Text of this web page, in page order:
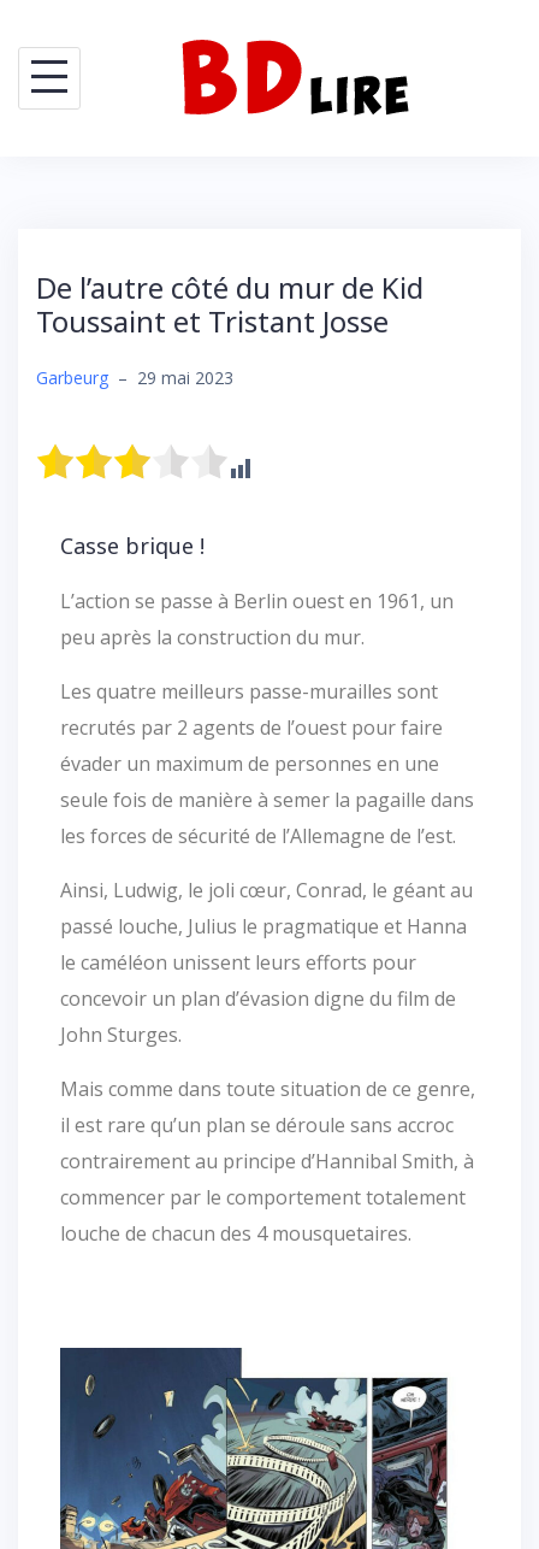
De l’autre côté du mur de Kid
Toussaint et Tristant Josse
Garbeurg – 29 mai 2023
Casse brique !
L’action se passe à Berlin ouest en 1961, un
peu après la construction du mur.
Les quatre meilleurs passe-murailles sont
recrutés par 2 agents de l’ouest pour faire
évader un maximum de personnes en une
seule fois de manière à semer la pagaille dans
les forces de sécurité de l’Allemagne de l’est.
Ainsi, Ludwig, le joli cœur, Conrad, le géant au
passé louche, Julius le pragmatique et Hanna
le caméléon unissent leurs efforts pour
concevoir un plan d’évasion digne du film de
John Sturges.
Mais comme dans toute situation de ce genre,
il est rare qu’un plan se déroule sans accroc
contrairement au principe d’Hannibal Smith, à
commencer par le comportement totalement
louche de chacun des 4 mousquetaires.